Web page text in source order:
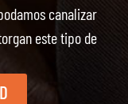
canalizar
este tipo de